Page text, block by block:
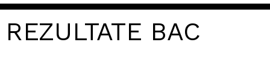
REZULTATE BAC